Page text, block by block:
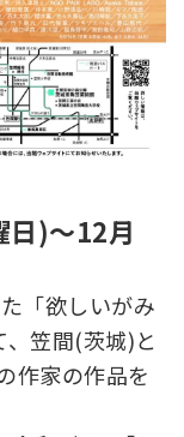
日)～12月
「欲しいがみ
笠間(茨城)と
作家の作品を